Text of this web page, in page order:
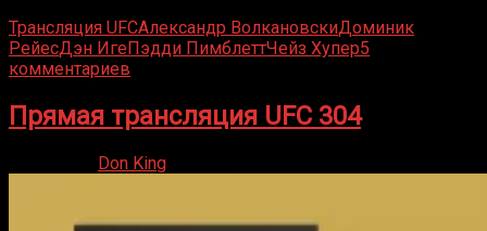
Трансляция UFCАлександр ВолкановскиДоминик
РейесДэн ИгеПэдди ПимблеттЧейз Хупер5
комментариев
Прямая трансляция UFC 304
Don King